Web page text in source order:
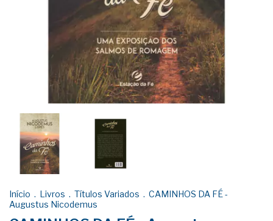
Início . Livros . Títulos Variados . CAMINHOS DA FÉ -
Augustus Nicodemus